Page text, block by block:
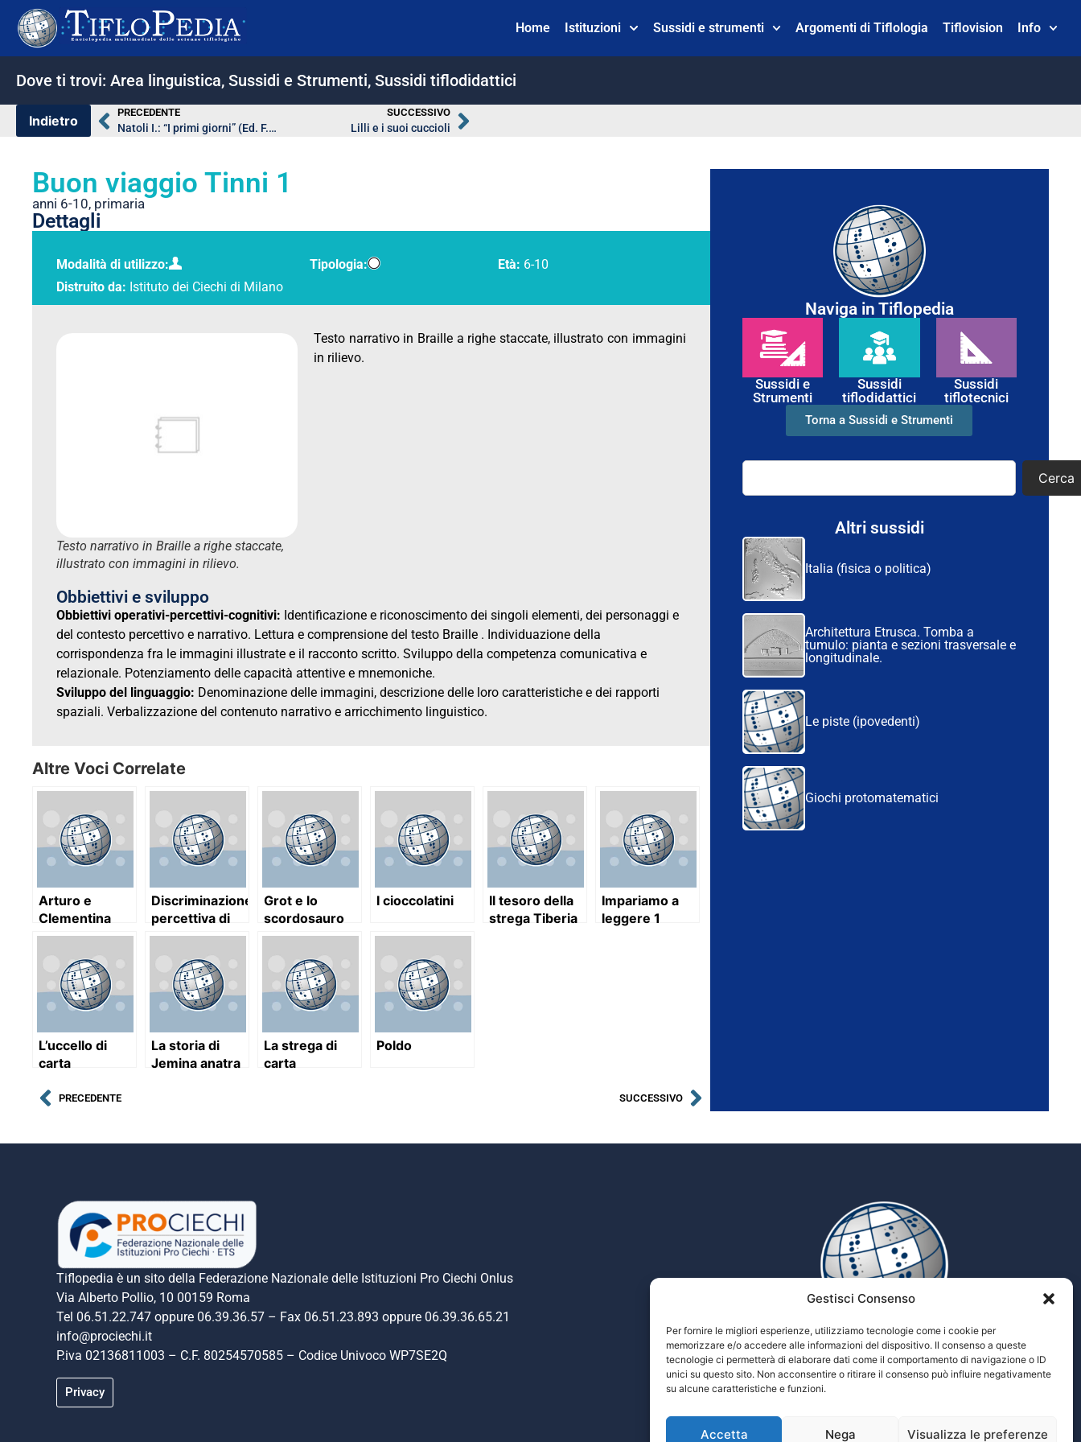
Gestisci Consenso
Per fornire le migliori esperienze, utilizziamo tecnologie come i cookie per
memorizzare e/o accedere alle informazioni del dispositivo. Il consenso a queste
tecnologie ci permetterà di elaborare dati come il comportamento di navigazione o ID
unici su questo sito. Non acconsentire o ritirare il consenso può influire negativamente
su alcune caratteristiche e funzioni.
Accetta Nega Visualizza le preferenze
Home Istituzioni Sussidi e strumenti Argomenti di Tiflologia Tiflovision Info
Dove ti trovi: Area linguistica, Sussidi e Strumenti, Sussidi tiflodidattici
PRECEDENTE
Natoli I.: “I primi giorni” (Ed. F.N.I.P.C. – Roma)
SUCCESSIVO
Lilli e i suoi cuccioli
Buon viaggio Tinni 1
anni 6-10, primaria
Dettagli
Modalità di utilizzo: Tipologia: Età: 6-10
Distruito da: Istituto dei Ciechi di Milano
Testo narrativo in Braille a righe staccate,
illustrato con immagini in rilievo.
Testo narrativo in Braille a righe staccate, illustrato con immagini
in rilievo.
Obbiettivi e sviluppo
Obbiettivi operativi-percettivi-cognitivi: Identificazione e riconoscimento dei singoli elementi, dei personaggi e
del contesto percettivo e narrativo. Lettura e comprensione del testo Braille . Individuazione della
corrispondenza fra le immagini illustrate e il racconto scritto. Sviluppo della competenza comunicativa e
relazionale. Potenziamento delle capacità attentive e mnemoniche.
Sviluppo del linguaggio: Denominazione delle immagini, descrizione delle loro caratteristiche e dei rapporti
spaziali. Verbalizzazione del contenuto narrativo e arricchimento linguistico.
Altre Voci Correlate
Arturo e
Clementina
Discriminazione
percettiva di
avviamento
Braille
Grot e lo
scordosauro
I cioccolatini
Il tesoro della
strega Tiberia
Impariamo a
leggere 1
L’uccello di
carta
La storia di
Jemina anatra
La strega di
carta
Poldo
PRECEDENTE SUCCESSIVO
Naviga in Tiflopedia
Sussidi e
Strumenti
Sussidi
tiflodidattici
Sussidi
tiflotecnici
Torna a Sussidi e Strumenti
Cerca
Altri sussidi
Italia (fisica o politica)
Architettura Etrusca. Tomba a
tumulo: pianta e sezioni trasversale e
longitudinale.
Le piste (ipovedenti)
Giochi protomatematici
Tiflopedia è un sito della Federazione Nazionale delle Istituzioni Pro Ciechi Onlus
Via Alberto Pollio, 10 00159 Roma
Tel 06.51.22.747 oppure 06.39.36.57 – Fax 06.51.23.893 oppure 06.39.36.65.21
info@prociechi.it
P.iva 02136811003 – C.F. 80254570585 – Codice Univoco WP7SE2Q
Privacy
Tiflopedia
Enciclopedia multimediale delle scienze